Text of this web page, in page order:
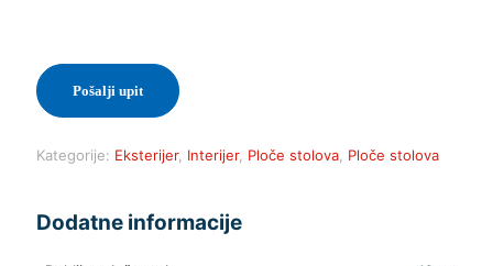
Pošalji upit
Kategorije: Eksterijer, Interijer, Ploče stolova Ploče stolova
Dodatne informacije